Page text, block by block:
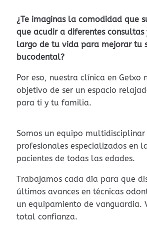
¿Te imaginas la comodidad que
que acudir a diferentes
largo de tu vida para mejorar tu
bucodental?
Por eso, nuestra clínica en Getxo
objetivo de ser un espacio
para ti y tu familia.
Somos un equipo multidisciplinar
profesionales especializados en
pacientes de todas las edades.
Trabajamos cada día para que
últimos avances en técnicas
un equipamiento de vanguardia.
total confianza.